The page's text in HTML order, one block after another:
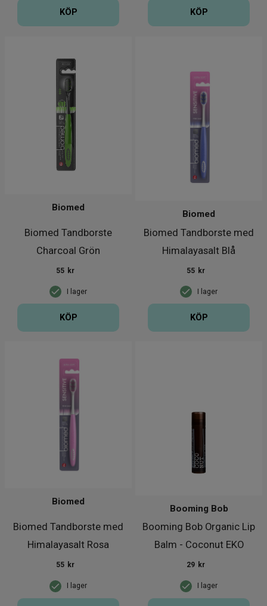
KÖP KÖP
Biomed Tandborste
Charcoal Grön
Biomed
I lager
55 kr
KÖP
Biomed Tandborste med
Himalayasalt Blå
Biomed
I lager
55 kr
KÖP
Biomed Tandborste med
Himalayasalt Rosa
Biomed
I lager
55 kr
Booming Bob Organic Lip
Balm - Coconut EKO
Booming Bob
I lager
29 kr